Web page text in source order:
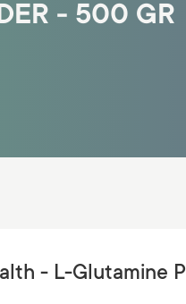
- 500 GR
- L-Glutamine